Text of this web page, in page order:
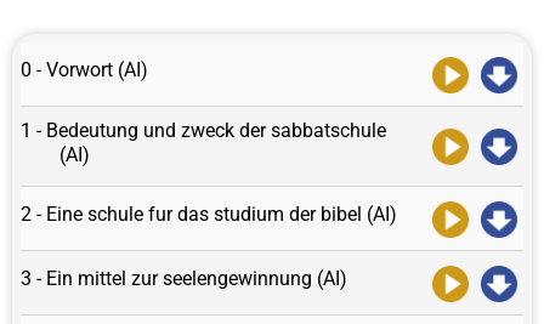
0 - Vorwort (AI)
1 - Bedeutung und zweck der sabbatschule
(AI)
2 - Eine schule fur das studium der bibel (AI)
3 - Ein mittel zur seelengewinnung (AI)